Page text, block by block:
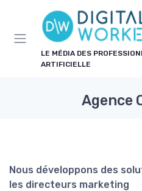
LE MÉDIA DES
ARTIFICIELLE
Agence
Nous développons des
les directeurs marketing